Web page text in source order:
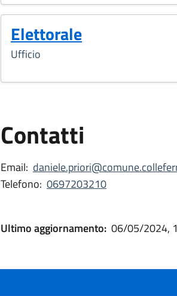
Elettorale
Ufficio
Contatti
Email:
Telefono: 0697203210
Ultimo aggiornamento: 06/05/2024,